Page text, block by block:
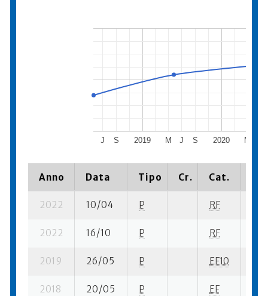
2019 2020
J S M J S M
Anno Data Tipo Cr. Cat.
2022 10/04 P RF
2022 16/10 P RF
2019 26/05 P EF10
2018 20/05 P EF